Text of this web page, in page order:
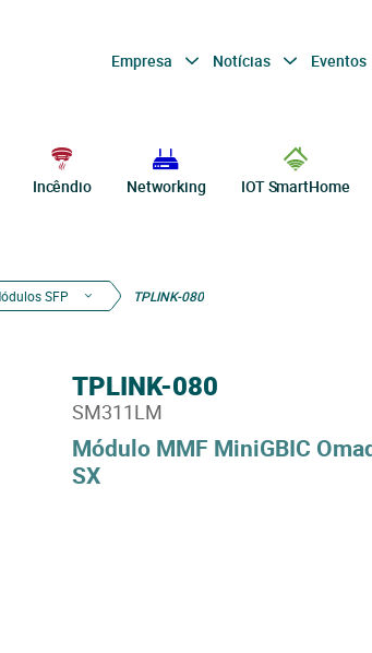
Empresa Notícias Eventos
Incêndio Networking IOT SmartHome
SFP TPLINK-080
Módulo MMF MiniGBIC
SX
TPLINK-080
SM311LM